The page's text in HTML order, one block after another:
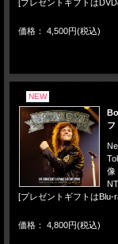
[プレゼントギフトは
価格： 4,500円(税込)
NEW
像
[プレゼントギフトはBlu-
価格： 4,800円(税込)